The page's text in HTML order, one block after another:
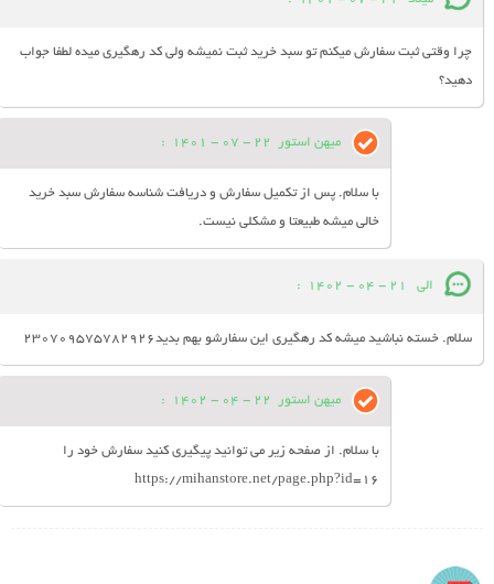
چرا وقتی ثبت سفارش میکنم تو سبد خرید ثبت نمیشه ولی کد رهگیری میده لطفا جواب
دهید؟
میهن استور 22 - 07 - 1401
:
با سلام. پس از تکمیل سفارش و دریافت شناسه سفارش سبد خرید
خالی میشه طبیعتا و مشکلی نیست.
الی 21 - 04 - 1402
:
سلام. خسته نباشید میشه کد رهگیری این سفارشو بهم بدید230709575782926
میهن استور 22 - 04 - 1402
:
با سلام. از صفحه زیر می توانید پیگیری کنید سفارش خود را
https://mihanstore.net/page.php?id=16